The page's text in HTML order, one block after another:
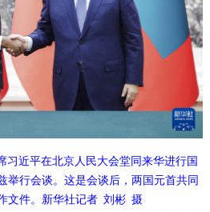
习近平在北京人民大会堂同来华进行国
举行会谈。这是会谈后，两国元首共同
文件。新华社记者 刘彬 摄